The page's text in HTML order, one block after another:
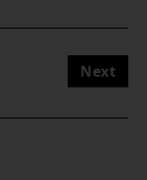
Next